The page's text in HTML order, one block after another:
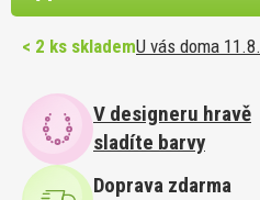
< 2 ks sklademU vás doma
V designeru hravě
sladíte barvy
Doprava zdarma